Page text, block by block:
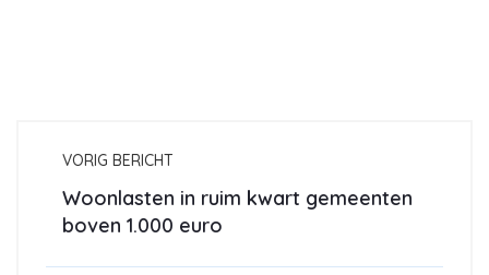
VORIG BERICHT
Woonlasten in ruim kwart gemeenten
boven 1.000 euro